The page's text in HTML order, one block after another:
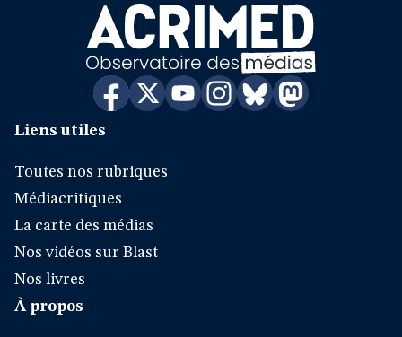
Liens utiles
Toutes nos rubriques
Médiacritiques
La carte des médias
Nos vidéos sur Blast
Nos livres
À propos